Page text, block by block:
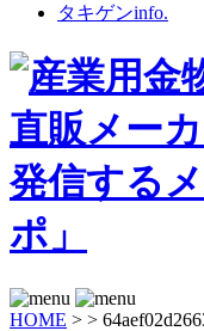
タキゲンinfo.
HOME > >